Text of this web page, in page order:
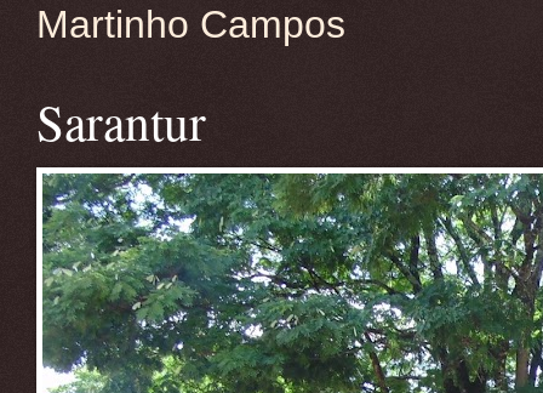
Martinho Campos
Sarantur